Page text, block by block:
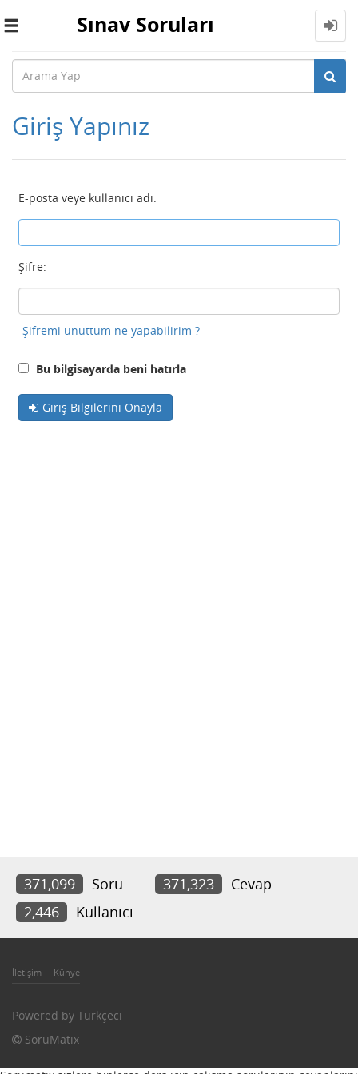
Toggle
Sınav Soruları
Giriş Yapınız
E-posta veye kullanıcı adı:
Şifre:
Şifremi unuttum ne yapabilirim ?
Bu bilgisayarda beni hatırla
Giriş Bilgilerini Onayla
371,099 Soru 371,323
Cevap
2,446
Kullanıcı
İletişim Künye
Powered by Türkçeci
SoruMatix